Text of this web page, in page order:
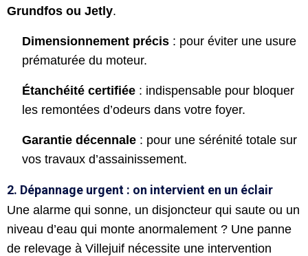
Grundfos ou Jetly.
Dimensionnement précis : pour éviter une usure
prématurée du moteur.
Étanchéité certifiée : indispensable pour bloquer
les remontées d’odeurs dans votre foyer.
Garantie décennale : pour une sérénité totale sur
vos travaux d’assainissement.
2. Dépannage urgent : on intervient en un éclair
Une alarme qui sonne, un disjoncteur qui saute ou un
niveau d’eau qui monte anormalement ? Une panne
de relevage à Villejuif nécessite une intervention